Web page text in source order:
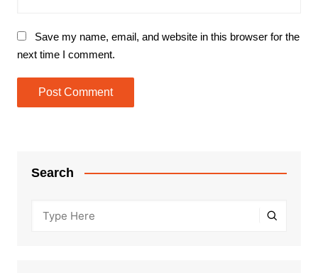
Save my name, email, and website in this browser for the
next time I comment.
Search